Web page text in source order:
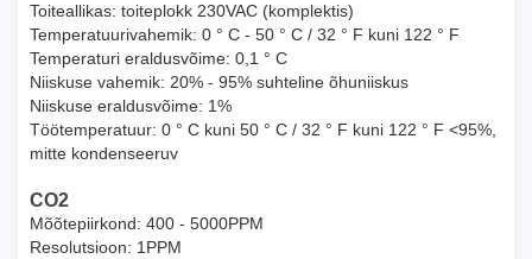
Toiteallikas: toiteplokk 230VAC (komplektis)
Temperatuurivahemik: 0 ° C - 50 ° C / 32 ° F kuni 122 ° F
Temperaturi eraldusvõime: 0,1 ° C
Niiskuse vahemik: 20% - 95% suhteline õhuniiskus
Niiskuse eraldusvõime: 1%
Töötemperatuur: 0 ° C kuni 50 ° C / 32 ° F kuni 122 ° F <95%,
mitte kondenseeruv
CO2
Mõõtepiirkond: 400 - 5000PPM
Resolutsioon: 1PPM